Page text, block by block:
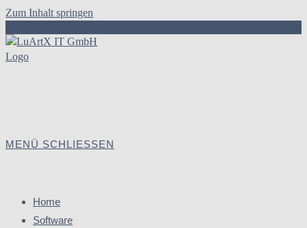
Zum Inhalt springen
MENÜ SCHLIESSEN
Home
Software